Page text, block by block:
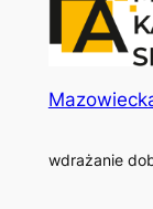
wdrażanie